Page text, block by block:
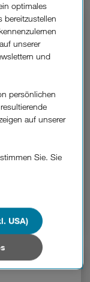
sind Sie
optimales
bereitzustellen
unserer
und
persönlichen
auf unserer
Sie. Sie
auch Cookies
in Ländern
USA)
USA)